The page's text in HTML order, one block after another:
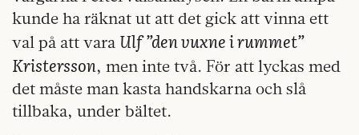
kunde ha räknat ut att det gick att vinna ett
val på att vara Ulf ”den vuxne i rummet”
Kristersson, men inte två. För att lyckas med
det måste man kasta handskarna och slå
tillbaka, under bältet.